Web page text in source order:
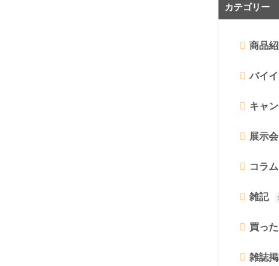
カテゴリー
商品
バイ
キャ
展示会
コラム
雑記
買っ
雑誌